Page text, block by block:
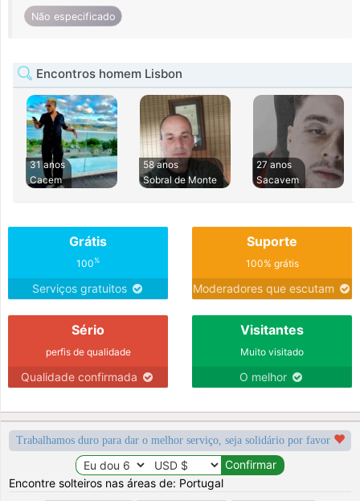
Não especificado
Encontros homem Lisbon
31 anos
Cacem
58 anos
Sobral de Monte
27 anos
Sacavem
Grátis
100%
Serviços gratuitos
Suporte
100% grátis
Moderadores que escutam
Sério
perfis de qualidade
Qualidade confirmada
Visitantes
Muito visitado
O melhor
Trabalhamos duro para dar o melhor serviço, seja solidário por favor
Encontre solteiros nas áreas de: Portugal